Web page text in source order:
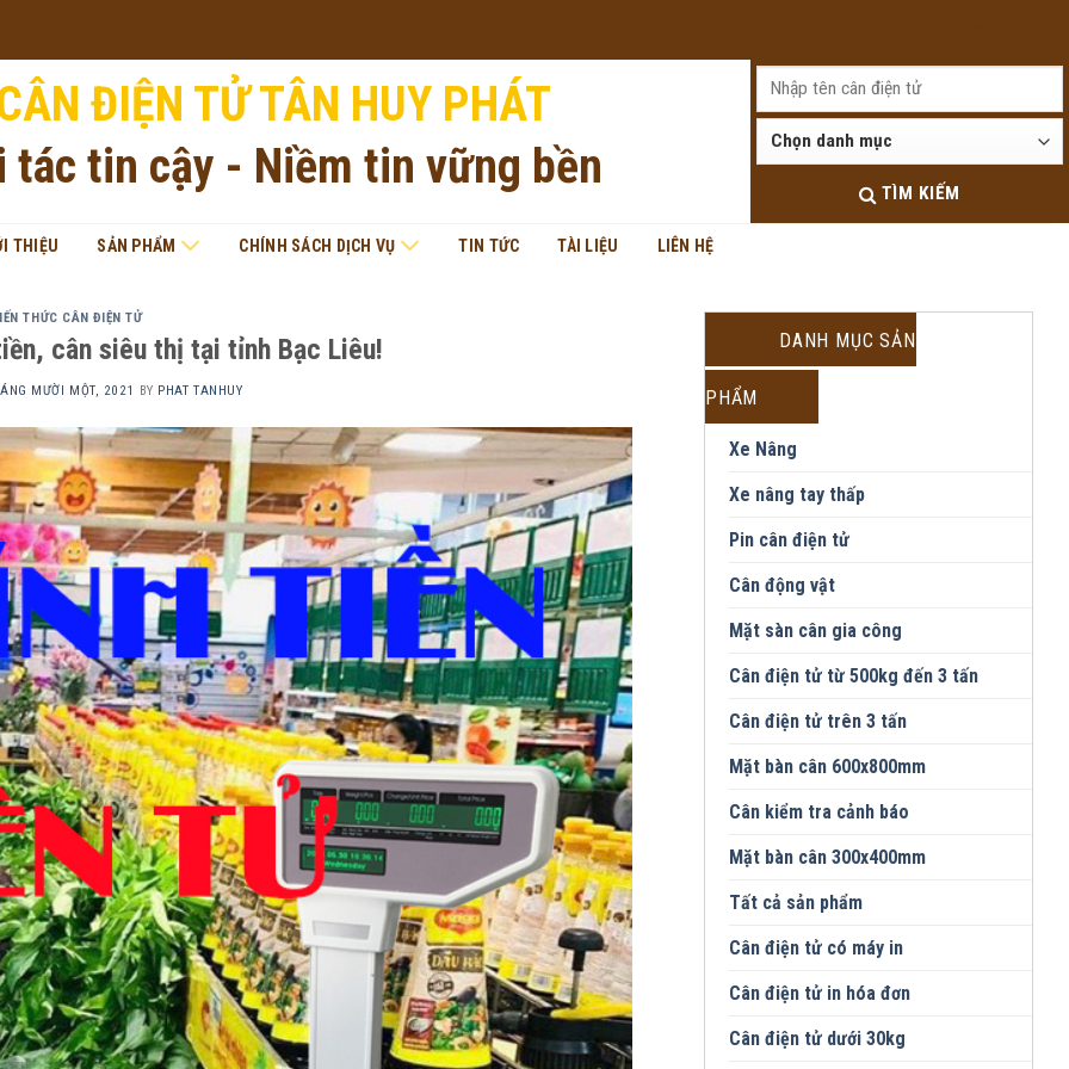
ĐIỆN TỬ TÂN HUY PHÁT
tác tin cậy - Niềm tin vững bền
TÌM KIẾM
THIỆU SẢN PHẨM CHÍNH SÁCH DỊCH VỤ TIN TỨC TÀI LIỆU LIÊN HỆ
THỨC CÂN ĐIỆN TỬ
cân siêu thị tại tỉnh Bạc Liêu!
MƯỜI MỘT, 2021 BY PHAT TANHUY
DANH MỤC SẢN
PHẨM
Xe Nâng
Xe nâng tay thấp
Pin cân điện tử
Cân động vật
Mặt sàn cân gia công
Cân điện tử từ 500kg đến 3 tấn
Cân điện tử trên 3 tấn
Mặt bàn cân 600x800mm
Cân kiểm tra cảnh báo
Mặt bàn cân 300x400mm
Tất cả sản phẩm
Cân điện tử có máy in
Cân điện tử in hóa đơn
Cân điện tử dưới 30kg